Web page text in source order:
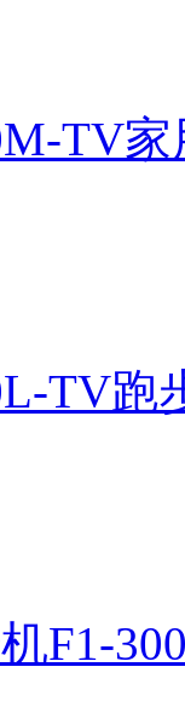
TV家
TV跑
F1-